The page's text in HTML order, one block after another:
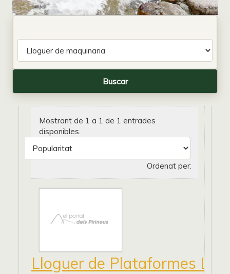
Mostrant de 1 a 1 de 1 entrades
disponibles.
Ordenat per:
Lloguer de Plataformes